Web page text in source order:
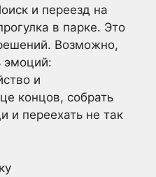
и переезд на
в парке. Это
Возможно,
эмоций:
и
концов, собрать
и переехать не так